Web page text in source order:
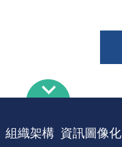
組織架構 資訊圖像化